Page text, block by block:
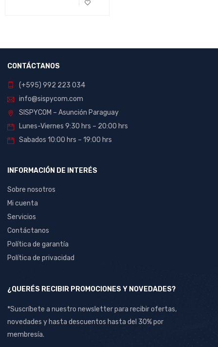
CONTÁCTANOS
(+595) 992 223 034
info@sispycom.com
SISPYCOM – Asunción Paraguay
Lunes-Viernes 9:30 hrs – 20:00 hrs
Sabados 10:00 hrs – 19:00 hrs
INFORMACIÓN DE INTERÉS
Sobre nosotros
Mi cuenta
Servicios
Contáctanos
Política de garantía
Política de privacidad
¿QUERÉS RECIBIR PROMOCIONES Y NOVEDADES?
*Suscríbete a nuestro newsletter para recibir ofertas,
novedades y hasta descuentos hasta del 30% por
membresía.